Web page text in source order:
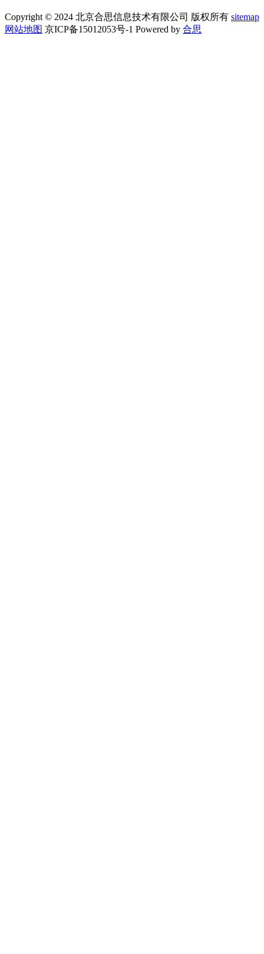
Copyright © 2024 北京合思信息技术有限公司 版权所有 sitemap
网站地图 京ICP备15012053号-1 Powered by 合思